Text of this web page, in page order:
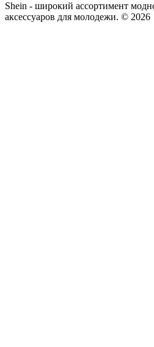
Shein - широкий ассортимент
аксессуаров для молодежи. © 2026